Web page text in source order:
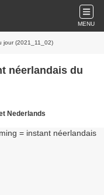
MENU
jour (2021_11_02)
néerlandais du
Nederlands